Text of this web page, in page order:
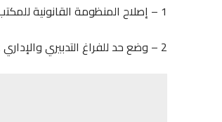
1 – إصلاح المنظومة القانونية للمكتب بكل مستوياتها التنظيمية والتدبيرية والتقنية؛
2 – وضع حد للفراغ التدبيري والإداري عبر إيجاد الصيغ الملائمة لتنصيب إدارة جديدة وجادة وفعالة لتدبير شؤون المكتب؛